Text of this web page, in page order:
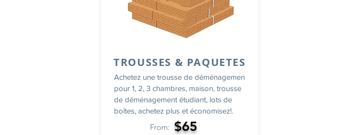
TROUSSES & PAQUETES
Achetez une trousse de déménagemen
pour 1, 2, 3 chambres, maison, trousse
de déménagement étudiant, lots de
boîtes, achetez plus et économisez!.
From: $65